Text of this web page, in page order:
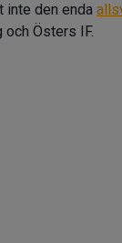
inte den enda
Östers IF.